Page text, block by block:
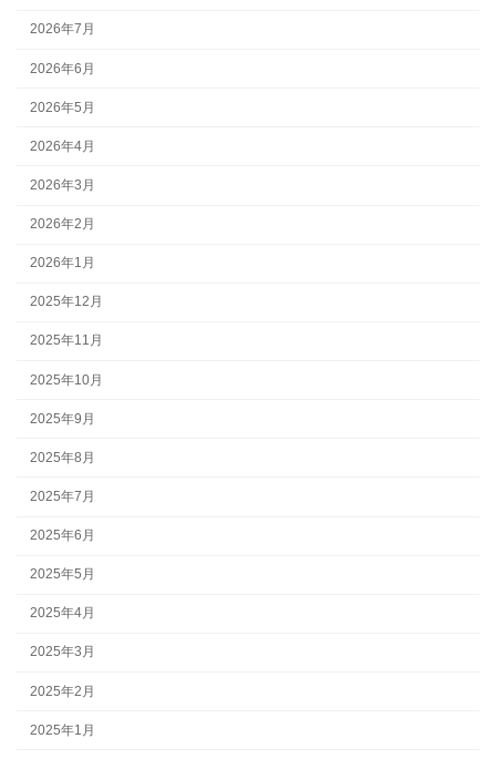
2026年7月
2026年6月
2026年5月
2026年4月
2026年3月
2026年2月
2026年1月
2025年12月
2025年11月
2025年10月
2025年9月
2025年8月
2025年7月
2025年6月
2025年5月
2025年4月
2025年3月
2025年2月
2025年1月